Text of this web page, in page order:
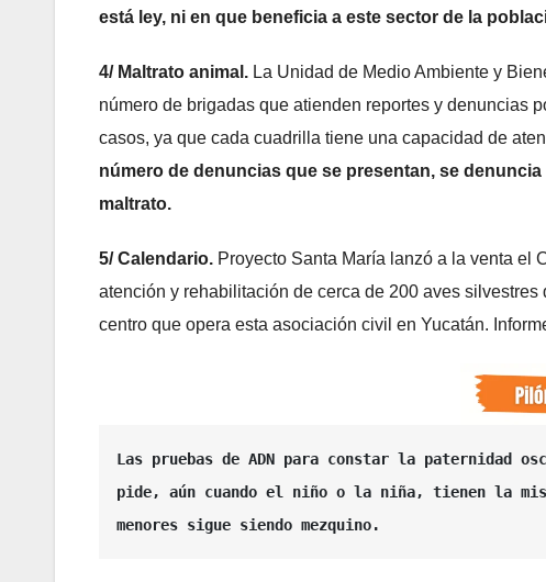
está ley, ni en que beneficia a este sector de la
4/ Maltrato animal. La Unidad de Medio Ambiente y
número de brigadas que atienden reportes y denuncias
casos, ya que cada cuadrilla tiene una capacidad de
número de denuncias que se presentan, se
maltrato.
5/ Calendario. Proyecto Santa María lanzó a la venta el
atención y rehabilitación de cerca de 200 aves
centro que opera esta asociación civil en Yucatán.
Las pruebas de ADN para constar la
pide, aún cuando el niño o la niña, tienen la
menores sigue siendo mezquino.